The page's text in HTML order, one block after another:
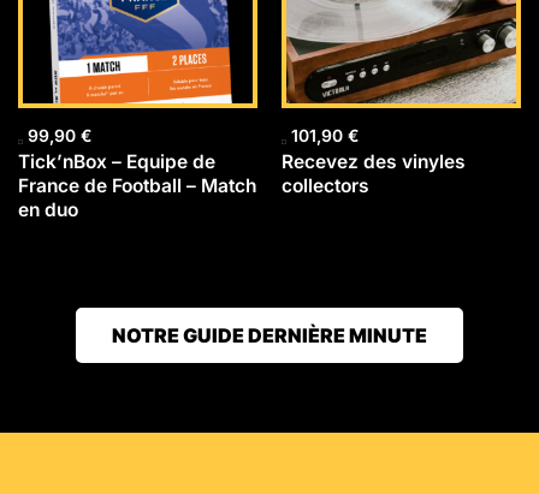
99,90 €
Tick’nBox – Equipe de
France de Football – Match
en duo
101,90 €
Recevez des vinyles
collectors
NOTRE GUIDE DERNIÈRE MINUTE